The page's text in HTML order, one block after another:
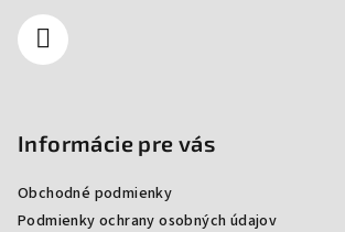
Informácie pre vás
Obchodné podmienky
Podmienky ochrany osobných údajov